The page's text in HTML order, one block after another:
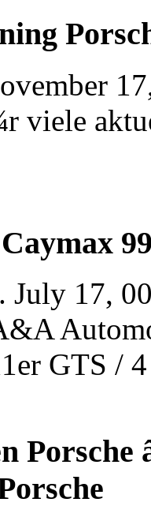
viele
July 17,
GTS /
Porsche